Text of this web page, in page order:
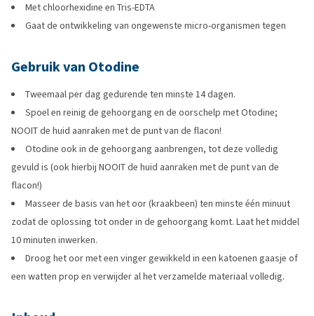
Met chloorhexidine en Tris-EDTA
Gaat de ontwikkeling van ongewenste micro-organismen tegen
Gebruik van Otodine
Tweemaal per dag gedurende ten minste 14 dagen.
Spoel en reinig de gehoorgang en de oorschelp met Otodine;
NOOIT de huid aanraken met de punt van de flacon!
Otodine ook in de gehoorgang aanbrengen, tot deze volledig
gevuld is (ook hierbij NOOIT de huid aanraken met de punt van de
flacon!)
Masseer de basis van het oor (kraakbeen) ten minste één minuut
zodat de oplossing tot onder in de gehoorgang komt. Laat het middel
10 minuten inwerken.
Droog het oor met een vinger gewikkeld in een katoenen gaasje of
een watten prop en verwijder al het verzamelde materiaal volledig.